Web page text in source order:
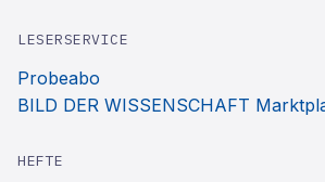
LESERSERVICE
Probeabo
BILD DER WISSENSCHAFT
HEFTE